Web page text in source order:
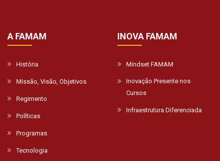
A FAMAM
História
Missão, Visão, Objetivos
Regimento
Políticas
Programas
Tecnologia
INOVA FAMAM
Mindset FAMAM
Inovação Presente nos
Cursos
Infraestrutura Diferenciada